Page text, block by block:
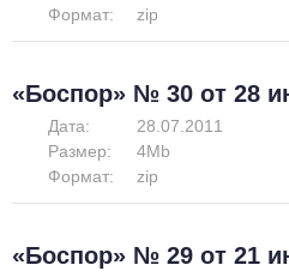
Формат:
zip
«Боспор» № 30 от 28
Дата:
28.07.2011
Размер:
4Mb
Формат:
zip
«Боспор» № 29 от 21